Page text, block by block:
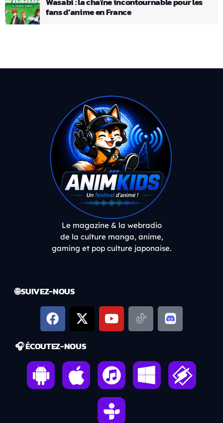
fans d’anime en France
Le magazine & la webradio
de la culture manga, anime,
gaming et pop culture japonaise.
🌐 SUIVEZ-NOUS
🎧 ÉCOUTEZ-NOUS